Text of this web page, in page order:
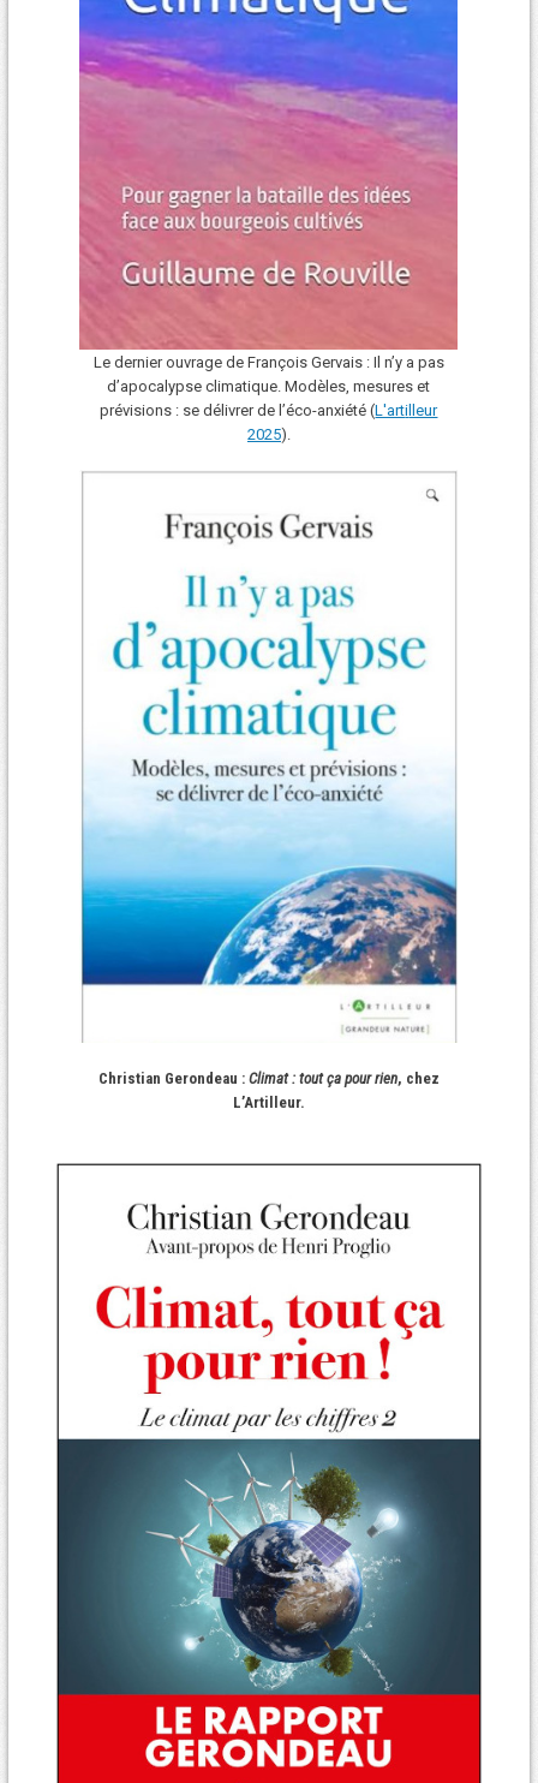
Le dernier ouvrage de François Gervais : Il n’y a pas
d’apocalypse climatique. Modèles, mesures et
prévisions : se délivrer de l’éco-anxiété (L'artilleur
2025).
Christian Gerondeau : Climat : tout ça pour rien, chez
L’Artilleur.